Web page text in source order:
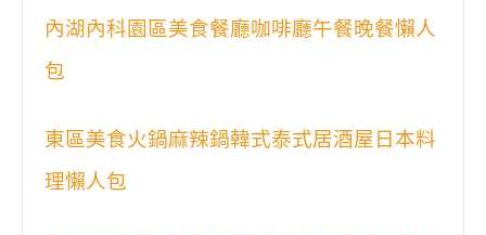
內湖內科園區美食餐廳咖啡廳午餐晚餐懶人
包
東區美食火鍋麻辣鍋韓式泰式居酒屋日本料
理懶人包